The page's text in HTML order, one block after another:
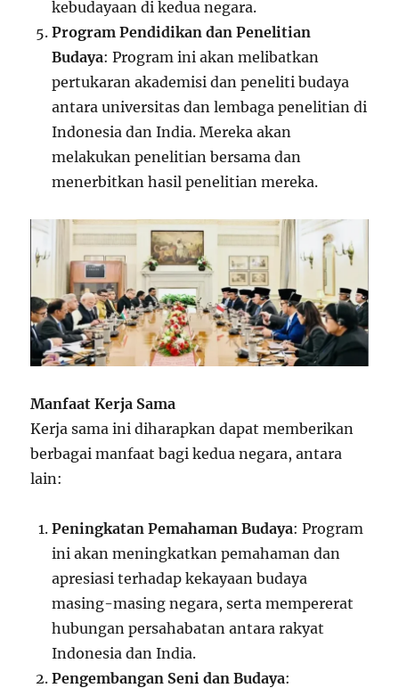
kebudayaan di kedua negara.
Program Pendidikan dan Penelitian
Budaya: Program ini akan melibatkan
pertukaran akademisi dan peneliti budaya
antara universitas dan lembaga penelitian di
Indonesia dan India. Mereka akan
melakukan penelitian bersama dan
menerbitkan hasil penelitian mereka.
Manfaat Kerja Sama
Kerja sama ini diharapkan dapat memberikan
berbagai manfaat bagi kedua negara, antara
lain:
Peningkatan Pemahaman Budaya: Program
ini akan meningkatkan pemahaman dan
apresiasi terhadap kekayaan budaya
masing-masing negara, serta mempererat
hubungan persahabatan antara rakyat
Indonesia dan India.
Pengembangan Seni dan Budaya: